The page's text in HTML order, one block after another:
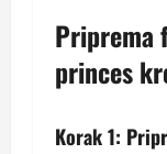
Priprema
princes
Korak 1: